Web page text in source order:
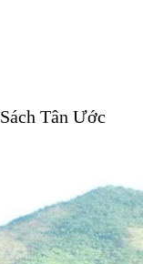
Sách Tân Ước